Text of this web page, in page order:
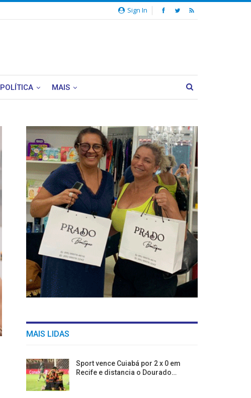
Sign In
POLÍTICA MAIS
MAIS LIDAS
Sport vence Cuiabá por 2 x 0 em
Recife e distancia o Dourado…